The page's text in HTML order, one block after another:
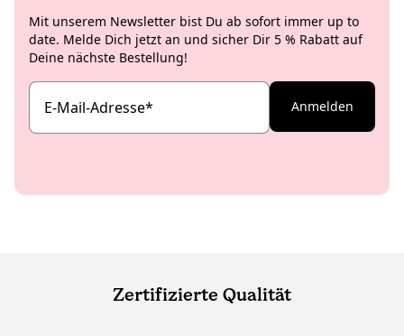
Mit unserem Newsletter bist Du ab sofort immer up to
date. Melde Dich jetzt an und sicher Dir 5 % Rabatt auf
Deine nächste Bestellung!
E-Mail-Adresse* Anmelden
Zertifizierte Qualität